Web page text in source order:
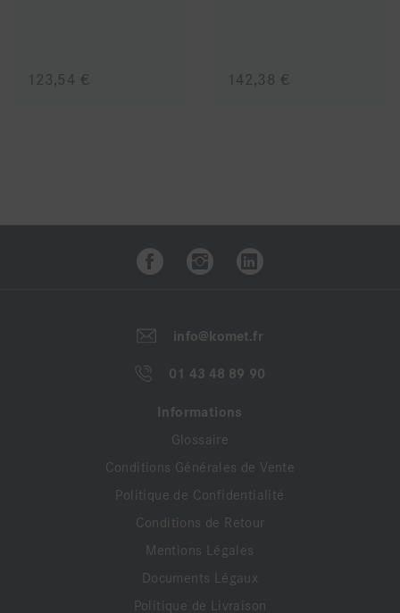
123,54 € 142,38 €
info@komet.fr
01 43 48 89 90
Informations
Glossaire
Conditions Générales de Vente
Politique de Confidentialité
Conditions de Retour
Mentions Légales
Documents Légaux
Politique de Livraison